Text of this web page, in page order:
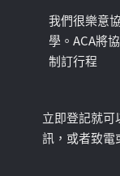
我們很樂意
學。ACA將
制訂行程
立即登記就可
訊，或者致電